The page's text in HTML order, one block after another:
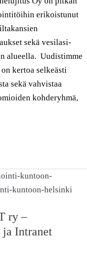
erikoistunut
sekä vesilasi-
alueella. Uudistimme
kertoa selkeästi
sekä vahvistaa
kohderyhmä,
ry –
Intranet